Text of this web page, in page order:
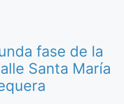
fase de la
Santa María